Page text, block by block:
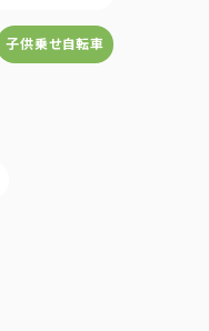
子供乗せ自転車